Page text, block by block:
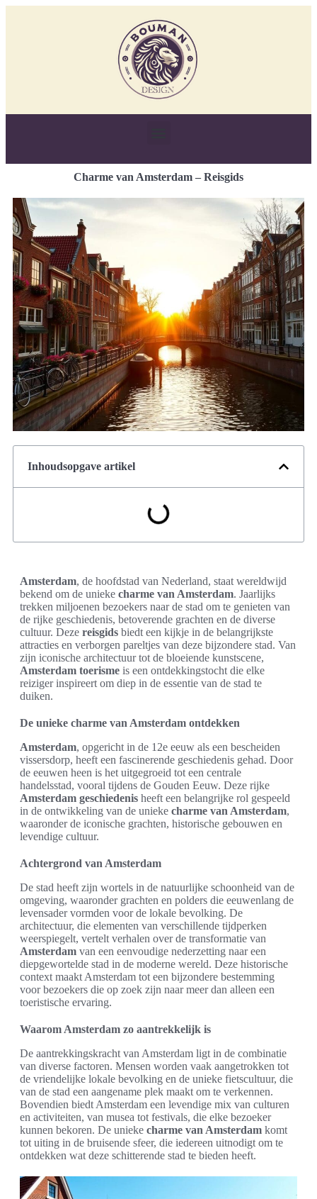
Charme van Amsterdam – Reisgids
Inhoudsopgave artikel
Amsterdam, de hoofdstad van Nederland, staat wereldwijd
bekend om de unieke charme van Amsterdam. Jaarlijks
trekken miljoenen bezoekers naar de stad om te genieten van
de rijke geschiedenis, betoverende grachten en de diverse
cultuur. Deze reisgids biedt een kijkje in de belangrijkste
attracties en verborgen pareltjes van deze bijzondere stad. Van
zijn iconische architectuur tot de bloeiende kunstscene,
Amsterdam toerisme is een ontdekkingstocht die elke
reiziger inspireert om diep in de essentie van de stad te
duiken.
De unieke charme van Amsterdam ontdekken
Amsterdam, opgericht in de 12e eeuw als een bescheiden
vissersdorp, heeft een fascinerende geschiedenis gehad. Door
de eeuwen heen is het uitgegroeid tot een centrale
handelsstad, vooral tijdens de Gouden Eeuw. Deze rijke
Amsterdam geschiedenis heeft een belangrijke rol gespeeld
in de ontwikkeling van de unieke charme van Amsterdam,
waaronder de iconische grachten, historische gebouwen en
levendige cultuur.
Achtergrond van Amsterdam
De stad heeft zijn wortels in de natuurlijke schoonheid van de
omgeving, waaronder grachten en polders die eeuwenlang de
levensader vormden voor de lokale bevolking. De
architectuur, die elementen van verschillende tijdperken
weerspiegelt, vertelt verhalen over de transformatie van
Amsterdam van een eenvoudige nederzetting naar een
diepgewortelde stad in de moderne wereld. Deze historische
context maakt Amsterdam tot een bijzondere bestemming
voor bezoekers die op zoek zijn naar meer dan alleen een
toeristische ervaring.
Waarom Amsterdam zo aantrekkelijk is
De aantrekkingskracht van Amsterdam ligt in de combinatie
van diverse factoren. Mensen worden vaak aangetrokken tot
de vriendelijke lokale bevolking en de unieke fietscultuur, die
van de stad een aangename plek maakt om te verkennen.
Bovendien biedt Amsterdam een levendige mix van culturen
en activiteiten, van musea tot festivals, die elke bezoeker
kunnen bekoren. De unieke charme van Amsterdam komt
tot uiting in de bruisende sfeer, die iedereen uitnodigt om te
ontdekken wat deze schitterende stad te bieden heeft.